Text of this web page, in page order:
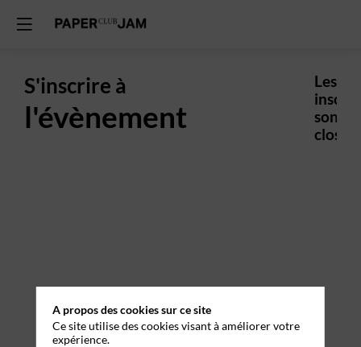
S'inscrire à
l'évènement
Les
sont
closes.
A propos des cookies sur ce site
Ce site utilise des cookies visant à améliorer votre
expérience.